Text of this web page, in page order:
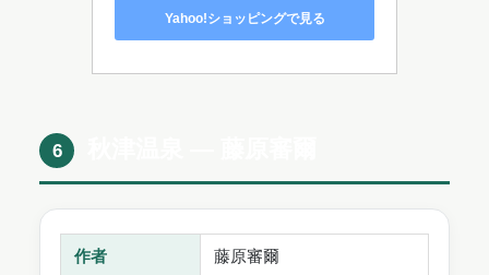
Yahoo!ショッピングで見る
6
作者 藤原審爾